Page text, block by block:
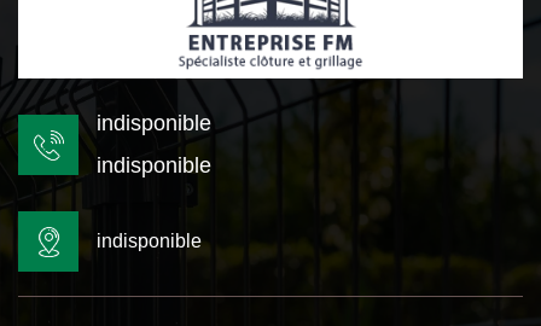
indisponible
indisponible
indisponible